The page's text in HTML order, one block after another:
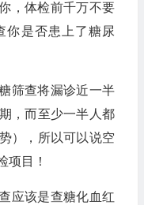
，体检前千万不要
你是否患上了糖尿
筛查将漏诊近一半
，而至少一半人都
），所以可以说空
项目！
应该是查糖化血红